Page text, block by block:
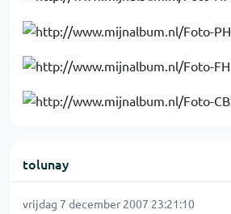
tolunay
vrijdag 7 december 2007 23:21:10